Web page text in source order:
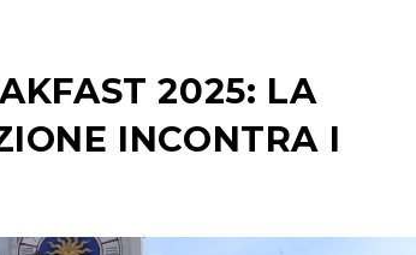
2025: LA
INCONTRA I